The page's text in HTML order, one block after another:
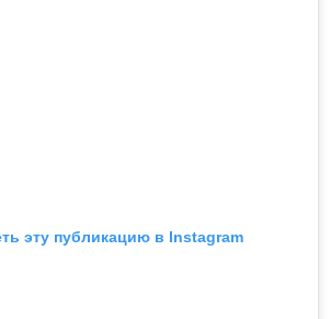
эту публикацию в Instagram